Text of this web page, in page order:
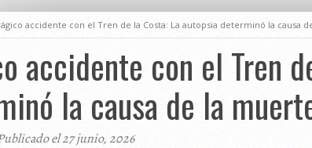
accidente con el Tren de la Costa: La autopsia determinó la causa
accidente con el Tren
la causa de la
el 27 junio, 2026